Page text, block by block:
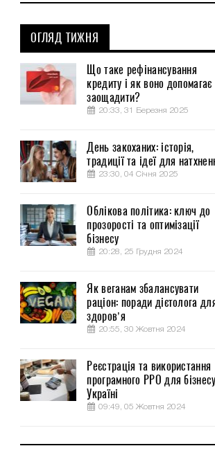
ОГЛЯД ТИЖНЯ
Що таке рефінансування
кредиту і як воно допомагає
заощадити?
20:33, 31 Березня 2025
День закоханих: історія,
традиції та ідеї для
23:30, 04 Січня 2025
Облікова політика: ключ до
прозорості та оптимізації
бізнесу
20:28, 25 Грудня 2024
Як веганам збалансувати
раціон: поради дієтолога
здоров’я
20:55, 30 Жовтня 2024
Реєстрація та використання
програмного РРО для
Україні
09:49, 05 Жовтня 2024